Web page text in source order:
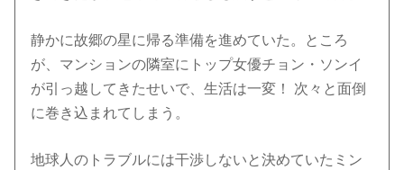
静かに故郷の星に帰る準備を進めていた。ところ
が、マンションの隣室にトップ女優チョン・ソンイ
が引っ越してきたせいで、生活は一変！ 次々と面倒
に巻き込まれてしまう。
地球人のトラブルには干渉しないと決めていたミン